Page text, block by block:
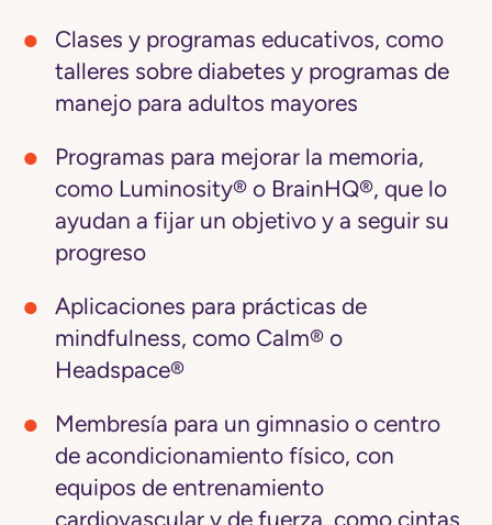
Clases y programas educativos, como
talleres sobre diabetes y programas de
manejo para adultos mayores
Programas para mejorar la memoria,
como Luminosity® o BrainHQ®, que lo
ayudan a fijar un objetivo y a seguir su
progreso
Aplicaciones para prácticas de
mindfulness, como Calm® o
Headspace®
Membresía para un gimnasio o centro
de acondicionamiento físico, con
equipos de entrenamiento
cardiovascular y de fuerza, como cintas